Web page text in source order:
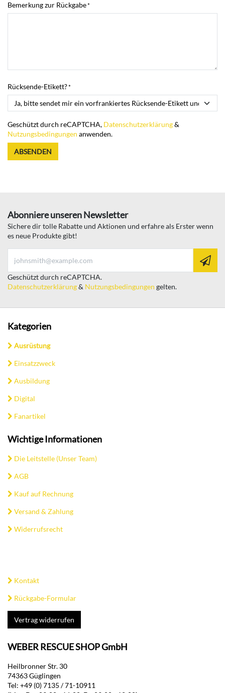
Bemerkung zur Rückgabe*
Rücksende-Etikett?*
Geschützt durch reCAPTCHA, Datenschutzerklärung&
Nutzungsbedingungen anwenden.
ABSENDEN
Abonniere unseren Newsletter
Sichere dir tolle Rabatte und Aktionen und erfahre als Erster wenn
es neue Produkte gibt!
Geschützt durch reCAPTCHA.
Datenschutzerklärung& Nutzungsbedingungen gelten.
Kategorien
Ausrüstung
Einsatzzweck
Ausbildung
Digital
Fanartikel
Wichtige Informationen
Die Leitstelle (Unser Team)
AGB
Kauf auf Rechnung
Versand & Zahlung
Widerrufsrecht
Kontakt
Rückgabe-Formular
Vertrag widerrufen
WEBER RESCUE SHOP GmbH
Heilbronner Str. 30
74363 Güglingen
Tel: +49 (0) 7135 / 71-10911